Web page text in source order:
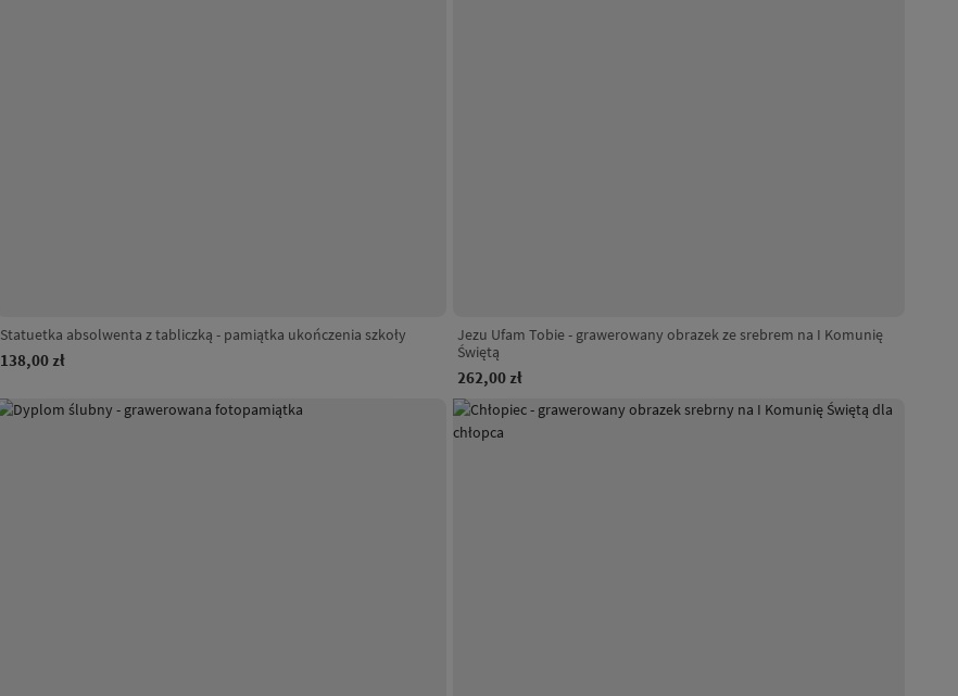
Statuetka absolwenta z tabliczką - pamiątka ukończenia szkoły
138,00 zł
Jezu Ufam Tobie - grawerowany obrazek ze srebrem na I Komunię
Świętą
262,00 zł